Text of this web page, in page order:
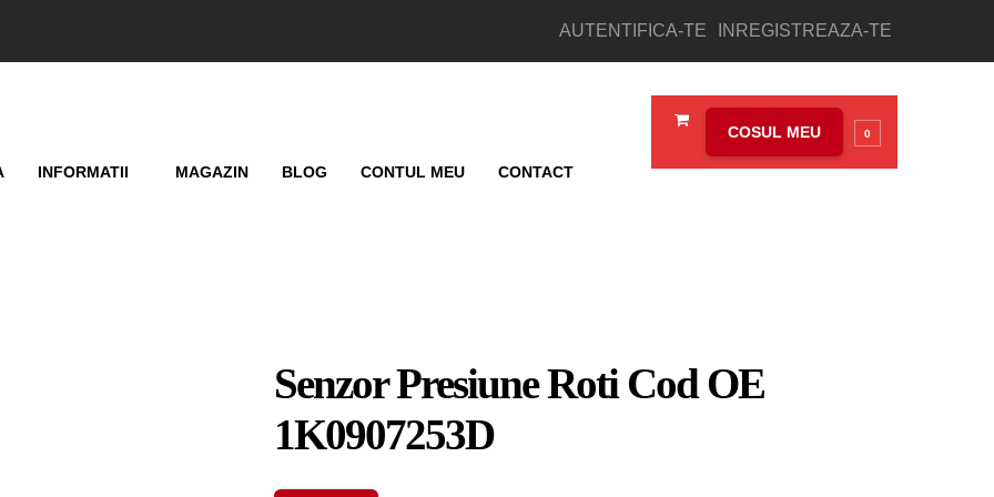
AUTENTIFICA-TE INREGISTREAZA-TE
COSUL MEU 0
INFORMATII MAGAZIN BLOG CONTUL MEU CONTACT
Senzor Presiune Roti Cod OE
1K0907253D